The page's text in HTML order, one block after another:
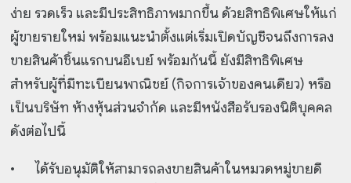
ง่าย รวดเร็ว และมีประสิทธิภาพมากขึ้น ด้วยสิทธิพิเศษให้แก่
ผู้ขายรายใหม่ พร้อมแนะนำตั้งแต่เริ่มเปิดบัญชีจนถึงการลง
ขายสินค้าชิ้นแรกบนอีเบย์ พร้อมกันนี้ ยังมีสิทธิพิเศษ
สำหรับผู้ที่มีทะเบียนพาณิชย์ (กิจการเจ้าของคนเดียว) หรือ
เป็นบริษัท ห้างหุ้นส่วนจำกัด และมีหนังสือรับรองนิติบุคคล
ดังต่อไปนี้
•
ได้รับอนุมัติให้สามารถลงขายสินค้าในหมวดหมู่ขายดี